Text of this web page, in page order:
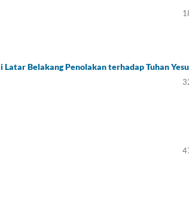
Belakang Penolakan terhadap Tuhan